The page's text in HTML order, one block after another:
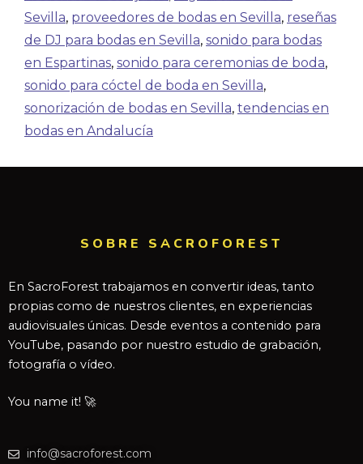
Sevilla, proveedores de bodas en Sevilla, reseñas
de DJ para bodas en Sevilla, sonido para bodas
en Espartinas, sonido para ceremonias de boda,
sonido para cóctel de boda en Sevilla,
sonorización de bodas en Sevilla, tendencias en
bodas en Andalucía
SOBRE SACROFOREST
En SacroForest trabajamos en convertir ideas, tanto
propias como de nuestros clientes, en experiencias
audiovisuales únicas. Desde eventos a contenido para
YouTube, pasando por nuestro estudio de grabación,
fotografía o vídeo.
You name it! 🚀
info@sacroforest.com